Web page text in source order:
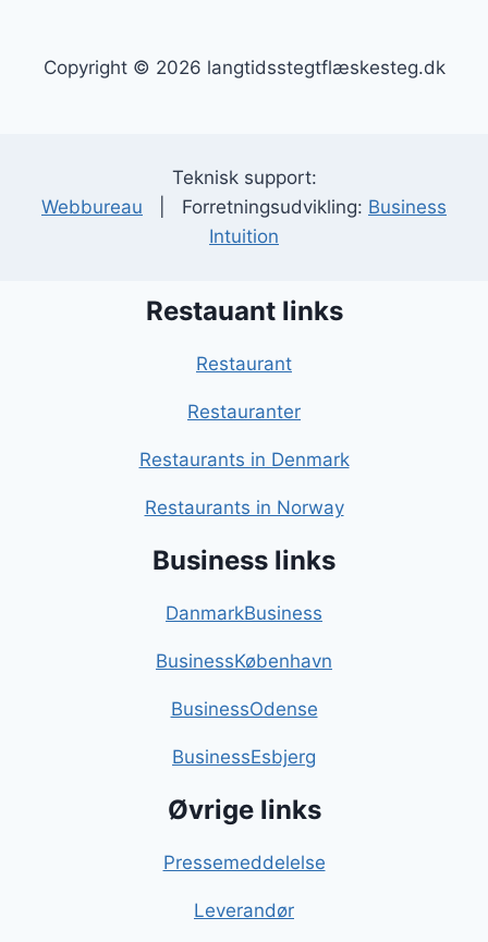
Copyright © 2026 langtidsstegtflæskesteg.dk
Teknisk support:
Webbureau | Forretningsudvikling: Business
Intuition
Restauant links
Restaurant
Restauranter
Restaurants in Denmark
Restaurants in Norway
Business links
DanmarkBusiness
BusinessKøbenhavn
BusinessOdense
BusinessEsbjerg
Øvrige links
Pressemeddelelse
Leverandør